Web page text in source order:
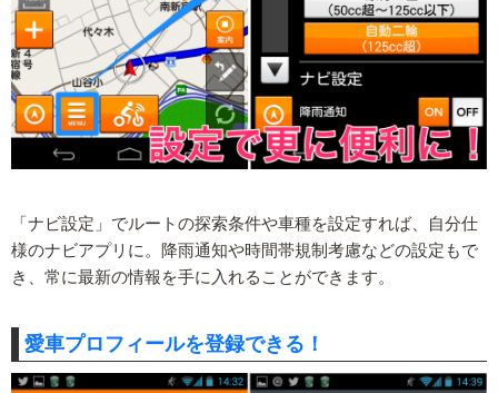
「ナビ設定」でルートの探索条件や車種を設定すれば、自分仕
様のナビアプリに。降雨通知や時間帯規制考慮などの設定もで
き、常に最新の情報を手に入れることができます。
愛車プロフィールを登録できる！